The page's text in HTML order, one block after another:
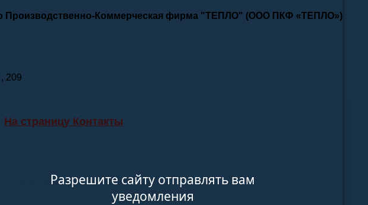
Разрешите сайту отправлять вам
уведомления
Производственно-Коммерческая фирма "ТЕПЛО" (ООО ПКФ «ТЕПЛО»)
209
На страницу Контакты
Электронные адреса